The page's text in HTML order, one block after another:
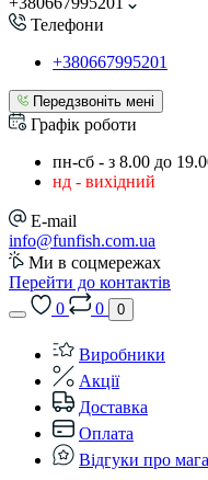
Телефони
+380667995201
Передзвоніть мені
Графік роботи
пн-сб - з 8.00 до
нд - вихідний
E-mail
info@funfish.com.ua
Ми в соцмережах
Перейти до контактів
0
0 0
Виробники
Акції
Доставка
Оплата
Відгуки про